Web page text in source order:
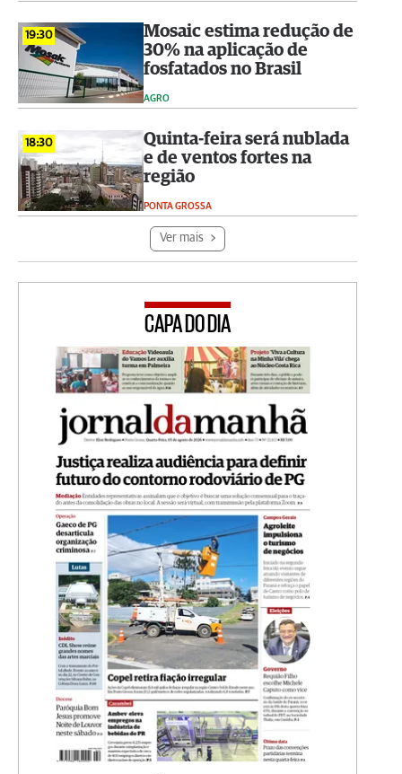
19:30
Mosaic estima redução de
30% na aplicação de
fosfatados no Brasil
AGRO
18:30
Quinta-feira será nublada
e de ventos fortes na
região
PONTA GROSSA
Ver mais
CAPA DO DIA